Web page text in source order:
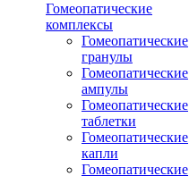
Гомеопатические
комплексы
Гомеопатические
гранулы
Гомеопатические
ампулы
Гомеопатические
таблетки
Гомеопатические
капли
Гомеопатические